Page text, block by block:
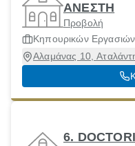
ΑΝΕΣΤΗ
Προβολή
Κηπουρικών
Αλαμάνας 10,
6.